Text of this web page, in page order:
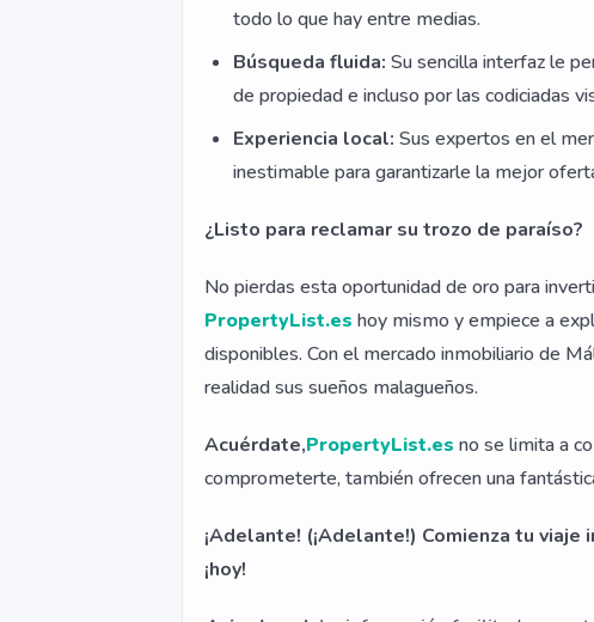
todo lo que hay entre medias.
Búsqueda fluida: Su sencilla interfaz le
de propiedad e incluso por las codiciadas
Experiencia local: Sus expertos en el
inestimable para garantizarle la mejor
¿Listo para reclamar su trozo de paraíso?
No pierdas esta oportunidad de oro para
PropertyList.es hoy mismo y empiece a
disponibles. Con el mercado inmobiliario de
realidad sus sueños malagueños.
Acuérdate,PropertyList.es no se limita a
comprometerte, también ofrecen una
¡Adelante! (¡Adelante!) Comienza tu viaje
¡hoy!